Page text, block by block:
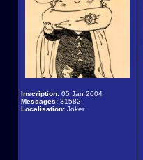
Inscription: 05 Jan 2004
Messages: 31582
Localisation: Joker